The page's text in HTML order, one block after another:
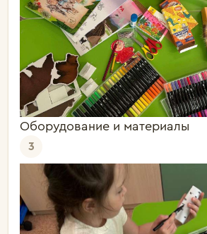
Оборудование и материалы
3